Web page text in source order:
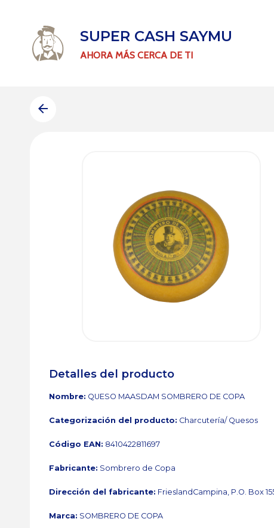
SUPER CASH SAYMU
AHORA MÁS CERCA DE TI
Detalles del producto
Nombre: QUESO MAASDAM SOMBRERO DE COPA
Categorización del producto: Charcutería/ Quesos
Código EAN: 8410422811697
Fabricante: Sombrero de Copa
Dirección del fabricante: FrieslandCampina, P.O. Box
Marca: SOMBRERO DE COPA